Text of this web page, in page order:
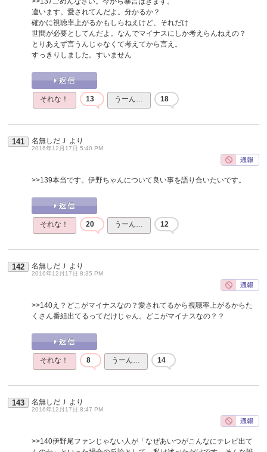
違います。愛されてんだよ。分かるか？
確かに視聴率上がるかもしらねえけど、それだけ
世間が必要としてんだよ。なんでマイナスにしか考えらんねえの？
とりあえず言うんじゃなくて考えてから言え。
すっきりしました。すいません
それな！ 13 うーん… 18
141 名無しだＪ より
2016年12月17日 5:40 PM
>>139本当です。伊野ちゃんについて良い事を語り合いたいです。
それな！ 20 うーん… 12
142 名無しだＪ より
2016年12月17日 8:35 PM
>>140え？どこがマイナスなの？愛されてるから視聴率上がるからた
くさん番組出てるってだけじゃん。どこがマイナスなの？？
それな！ 8 うーん… 14
143 名無しだＪ より
2016年12月17日 8:47 PM
>>140伊野尾ファンじゃない人が「なぜあいつがこんなにテレビ出て